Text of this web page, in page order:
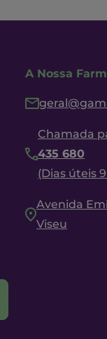
A Nossa
Chamada
435 680
(Dias úteis
Avenida
Viseu